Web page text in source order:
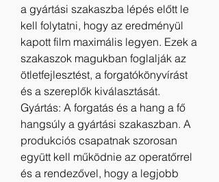
a gyártási szakaszba lépés előtt le
kell folytatni, hogy az eredményül
kapott film maximális legyen. Ezek a
szakaszok magukban foglalják az
ötletfejlesztést, a forgatókönyvírást
és a szereplők kiválasztását.
Gyártás: A forgatás és a hang a fő
hangsúly a gyártási szakaszban. A
produkciós csapatnak szorosan
együtt kell működnie az operatőrrel
és a rendezővel, hogy a legjobb